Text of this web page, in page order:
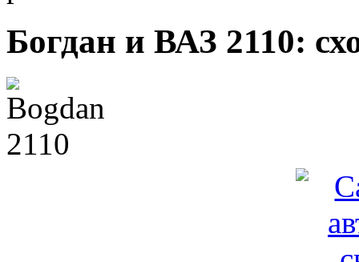
Богдан и ВАЗ 2110: